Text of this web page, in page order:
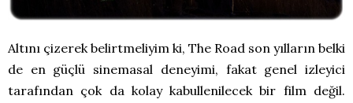
Altını çizerek belirtmeliyim ki, The Road son yılların belki
de en güçlü sinemasal deneyimi, fakat genel izleyici
tarafından çok da kolay kabullenilecek bir film değil.